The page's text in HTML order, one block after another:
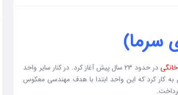
سرما)
در حدود 23 سال پیش آغاز کرد. در کنار سایر واحد
کار کرد که این واحد ابتدا با هدف مهندسی معکوس